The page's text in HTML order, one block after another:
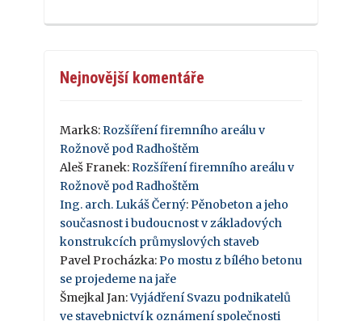
Nejnovější komentáře
Mark8: Rozšíření firemního areálu v
Rožnově pod Radhoštěm
Aleš Franek: Rozšíření firemního areálu v
Rožnově pod Radhoštěm
Ing. arch. Lukáš Černý: Pěnobeton a jeho
současnost i budoucnost v základových
konstrukcích průmyslových staveb
Pavel Procházka: Po mostu z bílého betonu
se projedeme na jaře
Šmejkal Jan:Vyjádření Svazu podnikatelů
ve stavebnictví k oznámení společnosti